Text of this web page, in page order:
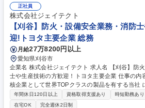
きる体制を整えていきます。 ■安全衛生年間活動
員会の運営、安全パトロールの実施及び受け入れ
対応(原因調査と対策確認)及び横展開 業務内容
業務 ※部署変更の可能性あり 募集職種 【安全衛生管理】技術部門の安全
衛生管理業務の推進
正社員
株式会社ジェイテクト
【刈谷】防火・設備安全業務・消防
迎!トヨタ主要企業 総務
月給27万8200円以上
愛知県刈谷市
企業名 株式会社ジェイテクト 求人名 【刈谷】防火・設備安全業務・消防
士や生産技術の方歓迎！トヨタ主要企業 仕事の内容 トヨタグループの中
核企業として世界TOPクラスの製品を有する当社
務をお任せします。 防火関係業務：消防法対応等 設備安全業務：社内設
備安全規程整備等 募集職種 【刈谷】防火・設備安全業務・消防士や生産
年間休日120日以上 資格取得支援あり 時短勤務あり
在宅OK
完全週休2日制